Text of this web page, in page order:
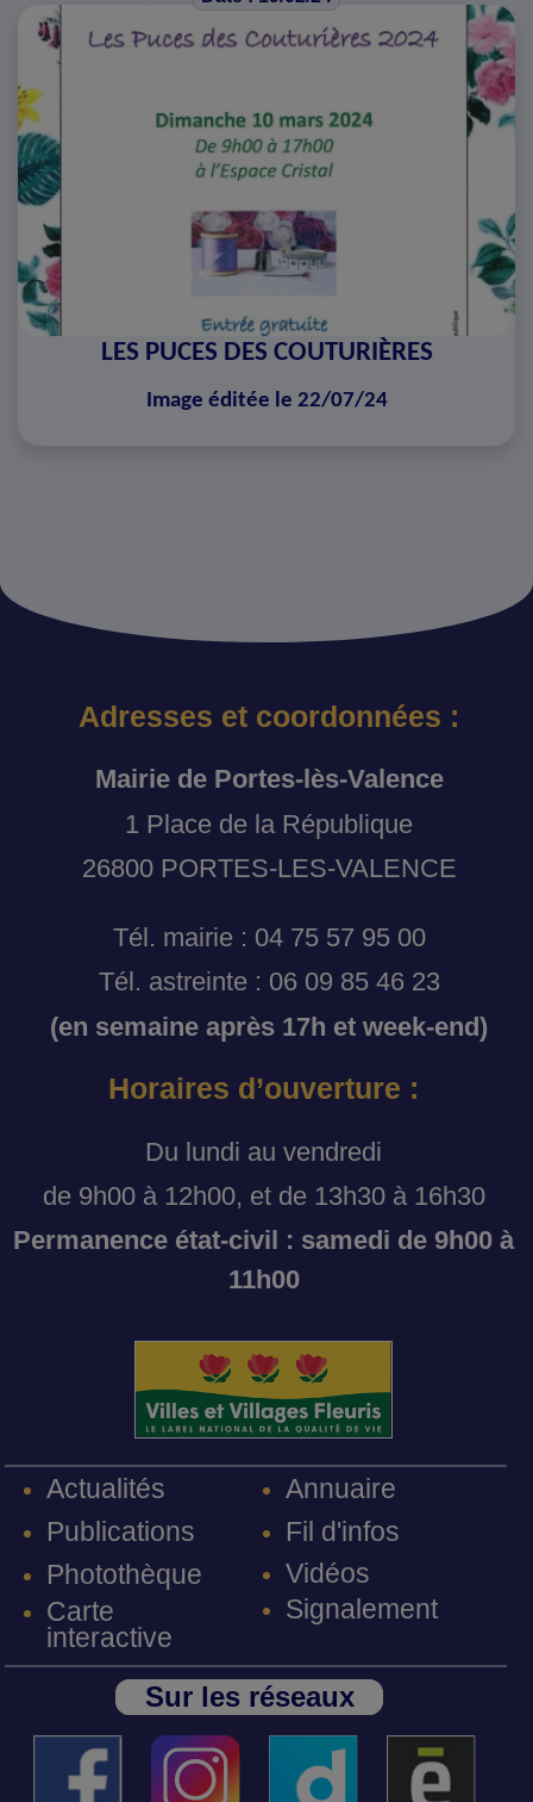
LES PUCES DES COUTURIÈRES
Image éditée le 22/07/24
Adresses et coordonnées :
Mairie de Portes-lès-Valence
1 Place de la République
26800 PORTES-LES-VALENCE
Tél. mairie : 04 75 57 95 00
Tél. astreinte : 06 09 85 46 23
(en semaine après 17h et week-end)
Horaires d’ouverture :
Du lundi au vendredi
de 9h00 à 12h00, et de 13h30 à 16h30
Permanence état-civil : samedi de 9h00 à
11h00
Actualités
Publications
Photothèque
Carte
interactive
Annuaire
Fil d'infos
Vidéos
Signalement
Sur les réseaux